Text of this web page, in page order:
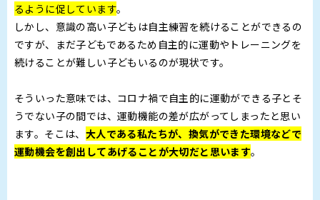
るように促しています。
しかし、意識の高い子どもは自主練習を続けることができるの
ですが、まだ子どもであるため自主的に運動やトレーニングを
続けることが難しい子どもいるのが現状です。
そういった意味では、コロナ禍で自主的に運動ができる子とそ
うでない子の間では、運動機能の差が広がってしまったと思い
ます。そこは、 大人である私たちが、換気ができた環境などで
運動機会を創出してあげることが大切だと思います。